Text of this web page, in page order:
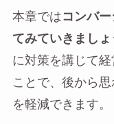
本章ではコンバ
てみていきましょ
に対策を講じて
ことで、後から
を軽減できます。